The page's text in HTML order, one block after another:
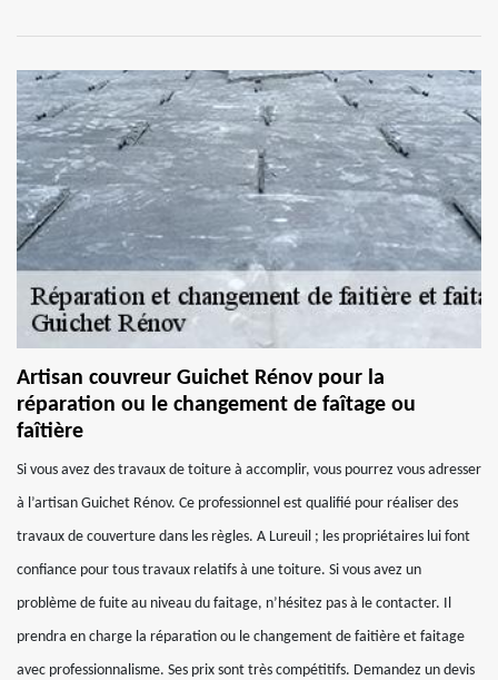
Artisan couvreur Guichet Rénov pour la
réparation ou le changement de faîtage ou
faîtière
Si vous avez des travaux de toiture à accomplir, vous pourrez vous adresser
à l’artisan Guichet Rénov. Ce professionnel est qualifié pour réaliser des
travaux de couverture dans les règles. A Lureuil ; les propriétaires lui font
confiance pour tous travaux relatifs à une toiture. Si vous avez un
problème de fuite au niveau du faitage, n’hésitez pas à le contacter. Il
prendra en charge la réparation ou le changement de faitière et faitage
avec professionnalisme. Ses prix sont très compétitifs. Demandez un devis